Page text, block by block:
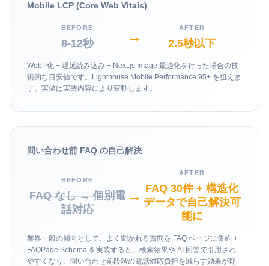
Mobile LCP (Core Web Vitals)
BEFORE
8-12秒 →
AFTER
2.5秒以下
WebP化 + 遅延読み込み + Next.js Image 最適化を行った場合の技
術的な目安値です。Lighthouse Mobile Performance 95+ を狙えま
す。実値は実装内容により変動します。
問い合わせ前 FAQ の自己解決
BEFORE
FAQ なし → 個別電
話対応
→
AFTER
FAQ 30件 + 構造化
データで自己解決可
能に
業界一般の傾向として、よく聞かれる質問を FAQ ページに集約 +
FAQPage Schema を実装すると、検索結果や AI 回答で引用され
やすくなり、問い合わせ前段階の電話対応負担を減らす効果が期